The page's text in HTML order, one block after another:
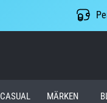
CASUAL MÄRKEN